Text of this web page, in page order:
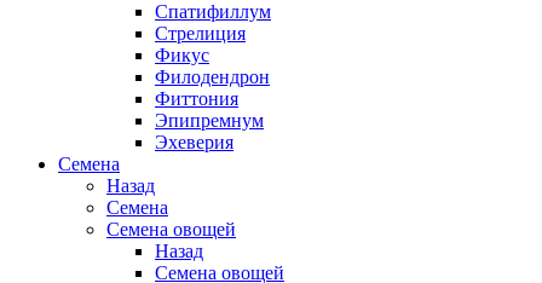
Спатифиллум
Стрелиция
Фикус
Филодендрон
Фиттония
Эпипремнум
Эхеверия
Семена
Назад
Семена
Семена овощей
Назад
Семена овощей